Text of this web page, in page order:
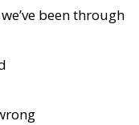
been through